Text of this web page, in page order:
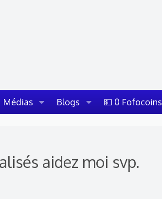
Médias Blogs 💵 0 Fofocoins
aidez moi svp.